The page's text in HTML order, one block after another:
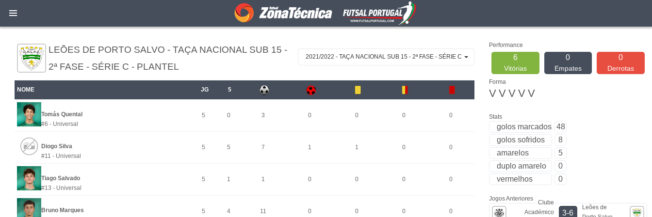
LEÕES DE PORTO SALVO - TAÇA NACIONAL SUB 15 -
2ª FASE - SÉRIE C - PLANTEL
2021/2022 - TAÇA NACIONAL SUB 15 - 2ª FASE - SÉRIE C
NOME JG 5
Tomás Quental
#6 - Universal
5 0 3 0 0 0 0
Diogo Silva
#11 - Universal
5 5 7 1 1 0 0
Tiago Salvado
#13 - Universal
5 1 1 0 0 0 0
Bruno Marques
5 4 11 0 0 0 0
Performance
6
Vitórias
0
Empates
0
Derrotas
Forma
V V V V V
Stats
golos marcados 48
golos sofridos
8
amarelos
5
duplo amarelo
0
vermelhos
0
Jogos Anteriores
Clube
Académico
3-6
Leões de